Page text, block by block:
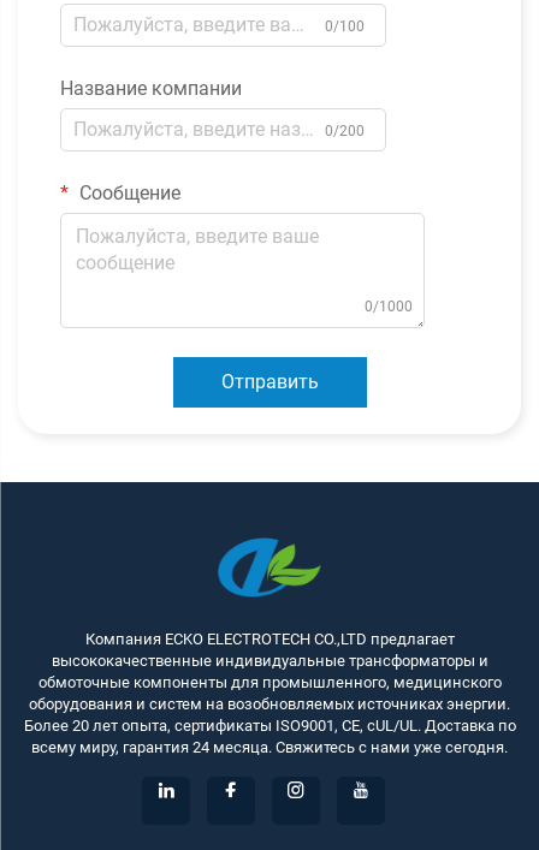
0/100
Название компании
0/200
Сообщение
0/1000
Отправить
Компания ECKO ELECTROTECH CO.,LTD предлагает
высококачественные индивидуальные трансформаторы и
обмоточные компоненты для промышленного, медицинского
оборудования и систем на возобновляемых источниках энергии.
Более 20 лет опыта, сертификаты ISO9001, CE, cUL/UL. Доставка по
всему миру, гарантия 24 месяца. Свяжитесь с нами уже сегодня.